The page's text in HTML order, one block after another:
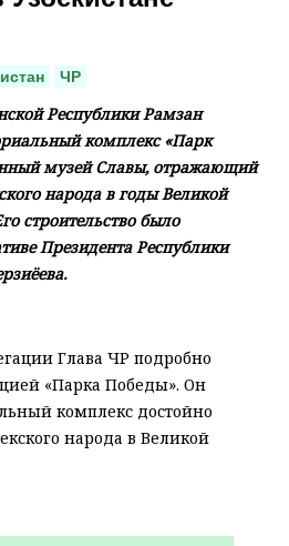
ЧР
Республики Рамзан
комплекс «Парк
музей Славы, отражающий
народа в годы Великой
строительство было
Президента Республики
Глава ЧР подробно
«Парка Победы». Он
комплекс достойно
народа в Великой